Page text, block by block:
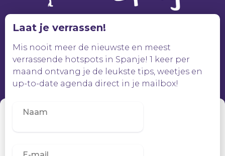
Om de beste ervaringen te bieden, gebruiken wij technologieën zoals
Door in te stemmen met deze technologieën kunnen wij gegevens
Laat je verrassen!
Mis nooit meer de nieuwste en meest
verrassende hotspots in Spanje! 1 keer per
maand ontvang je de leukste tips, weetjes en
up-to-date agenda direct in je mailbox!